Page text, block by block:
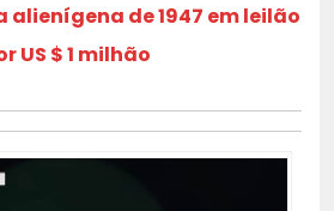
alienígena de 1947 em leilão
US $ 1 milhão